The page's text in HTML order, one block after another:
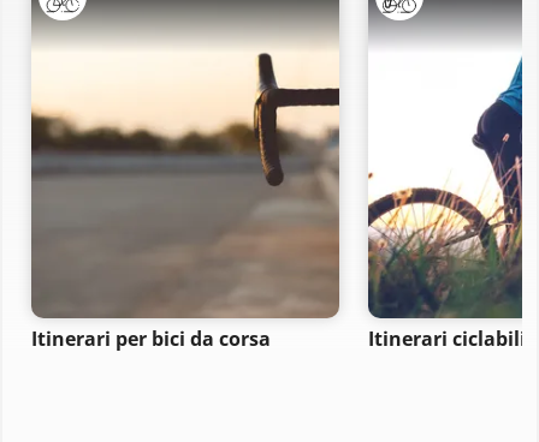
Itinerari per bici da corsa Itinerari ciclabili